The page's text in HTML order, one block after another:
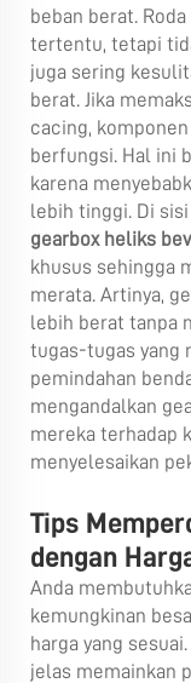
beban berat.
tertentu, tetapi
juga sering
berat. Jika
cacing,
berfungsi. Hal ini
karena
lebih tinggi. Di
gearbox heliks
khusus sehingga
merata. Artinya,
lebih berat tanpa
tugas-tugas yang
pemindahan
mengandalkan
mereka terhadap
menyelesaikan
Tips
dengan
Anda
kemungkinan
harga yang
jelas memainkan